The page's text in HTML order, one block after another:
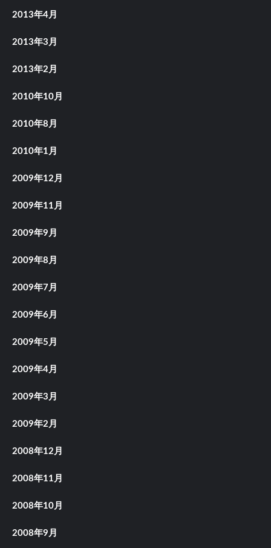
2013年4月
2013年3月
2013年2月
2010年10月
2010年8月
2010年1月
2009年12月
2009年11月
2009年9月
2009年8月
2009年7月
2009年6月
2009年5月
2009年4月
2009年3月
2009年2月
2008年12月
2008年11月
2008年10月
2008年9月